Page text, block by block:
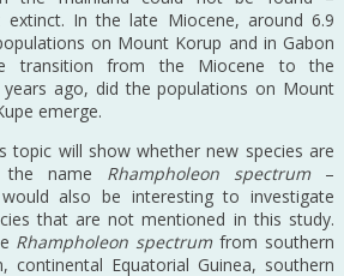
extinct. In the late Miocene, around 6.9
on Mount Korup and in Gabon
transition from the Miocene to the
years ago, did the populations on Mount
emerge.
topic will show whether new species are
the name Rhampholeon spectrum–
also be interesting to investigate
that are not mentioned in this study.
Rhampholeon spectrumfrom southern
continental Equatorial Guinea, southern